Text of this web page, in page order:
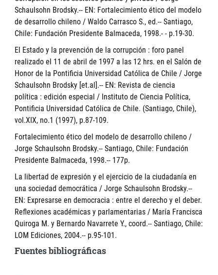
Schaulsohn Brodsky.-- EN: Fortalecimiento ético del modelo
de desarrollo chileno / Waldo Carrasco S., ed.-- Santiago,
Chile: Fundación Presidente Balmaceda, 1998.- - p.19-30.
El Estado y la prevención de la corrupción : foro panel
realizado el 11 de abril de 1997 a las 12 hrs. en el Salón de
Honor de la Pontificia Universidad Católica de Chile / Jorge
Schaulsohn Brodsky [et.al].-- EN: Revista de ciencia
política : edición especial / Instituto de Ciencia Política,
Pontificia Universidad Católica de Chile. (Santiago, Chile),
vol.XIX, no.1 (1997), p.87-109.
Fortalecimiento ético del modelo de desarrollo chileno /
Jorge Schaulsohn Brodsky.-- Santiago, Chile: Fundación
Presidente Balmaceda, 1998.-- 177p.
La libertad de expresión y el ejercicio de la ciudadanía en
una sociedad democrática / Jorge Schaulsohn Brodsky.--
EN: Expresarse en democracia : entre el derecho y el deber.
Reflexiones académicas y parlamentarias / María Francisca
Quiroga M. y Bernardo Navarrete Y., coord.-- Santiago, Chile:
LOM Ediciones, 2004.-- p.95-101.
Fuentes bibliográficas